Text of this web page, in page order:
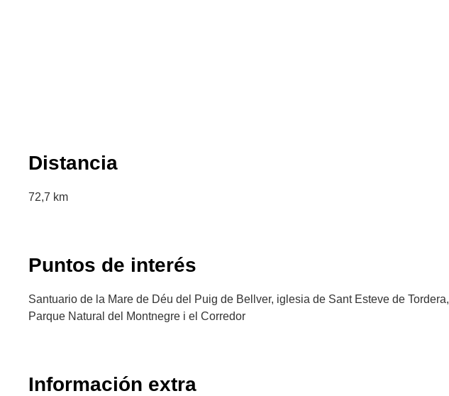
Distancia
72,7 km
Puntos de interés
Santuario de la Mare de Déu del Puig de Bellver, iglesia de Sant Esteve de Tordera,
Parque Natural del Montnegre i el Corredor
Información extra